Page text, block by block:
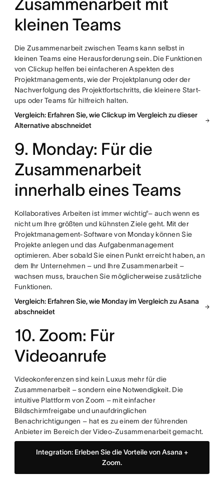
Zusammenarbeit mit
kleinen Teams
Die Zusammenarbeit zwischen Teams kann selbst in
kleinen Teams eine Herausforderung sein. Die Funktionen
von Clickup helfen bei einfacheren Aspekten des
Projektmanagements, wie der Projektplanung oder der
Nachverfolgung des Projektfortschritts, die kleinere Start-
ups oder Teams für hilfreich halten.
Vergleich: Erfahren Sie, wie Clickup im Vergleich zu dieser
Alternative abschneidet
9. Monday: Für die
Zusammenarbeit
innerhalb eines Teams
Kollaboratives Arbeiten ist immer wichtig°– auch wenn es
nicht um Ihre größten und kühnsten Ziele geht. Mit der
Projektmanagement-Software von Monday können Sie
Projekte anlegen und das Aufgabenmanagement
optimieren. Aber sobald Sie einen Punkt erreicht haben, an
dem Ihr Unternehmen – und Ihre Zusammenarbeit –
wachsen muss, brauchen Sie möglicherweise zusätzliche
Funktionen.
Vergleich: Erfahren Sie, wie Monday im Vergleich zu Asana
abschneidet
10. Zoom: Für
Videoanrufe
Videokonferenzen sind kein Luxus mehr für die
Zusammenarbeit – sondern eine Notwendigkeit. Die
intuitive Plattform von Zoom – mit einfacher
Bildschirmfreigabe und unaufdringlichen
Benachrichtigungen – hat es zu einem der führenden
Anbieter im Bereich der Video-Zusammenarbeit gemacht.
Integration: Erleben Sie die Vorteile von Asana +
Zoom.